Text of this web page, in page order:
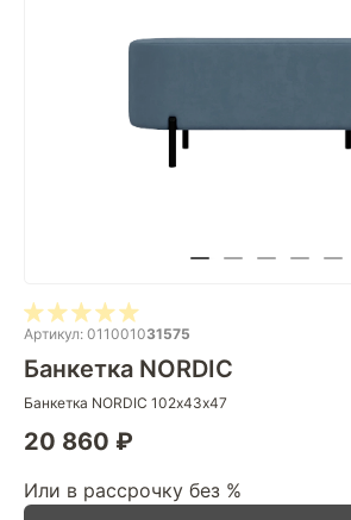
Артикул: 011001031575
Банкетка NORDIC
Банкетка NORDIC 102х43х47
20 860 ₽
Или в рассрочку без %